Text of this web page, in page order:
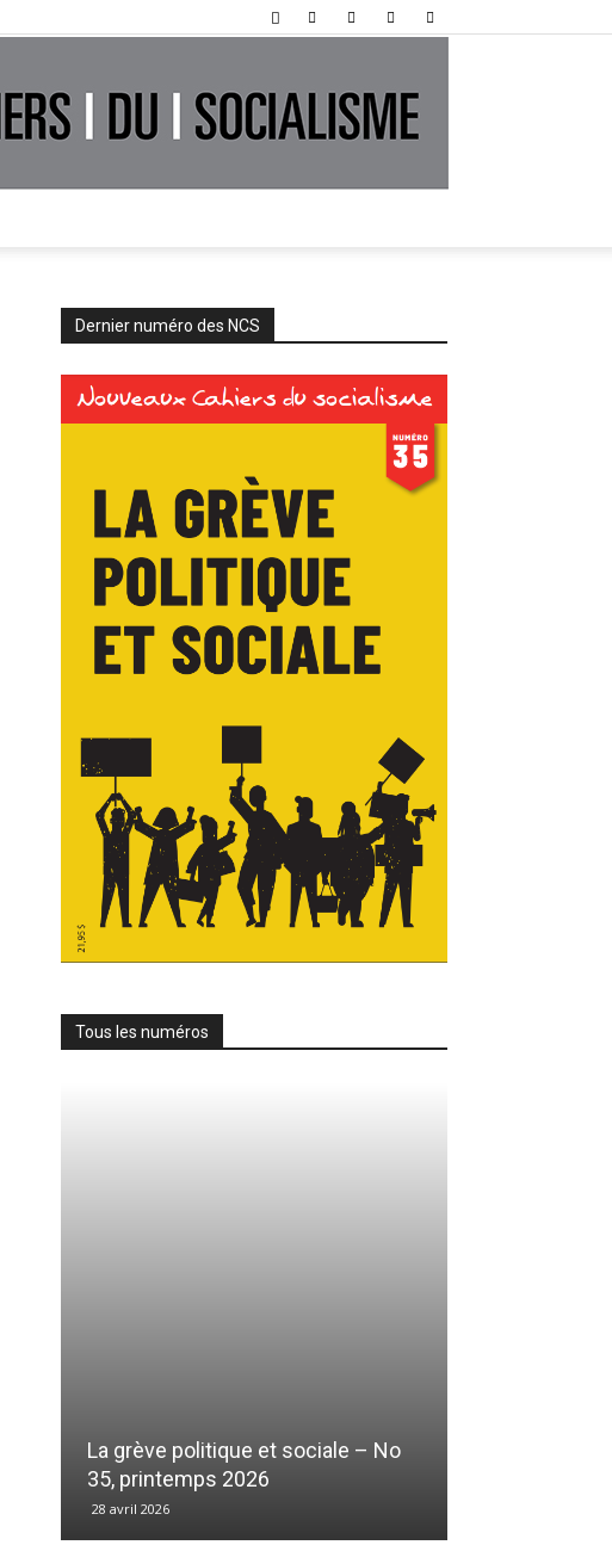
Dernier numéro des NCS
Tous les numéros
La grève politique et sociale – No
35, printemps 2026
28 avril 2026